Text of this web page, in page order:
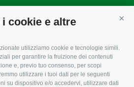
cookie e altre
utilizziamo cookie e tecnologie simili.
per garantire la fruizione dei contenuti
e, previo tuo consenso, per scopi
utilizzare i tuoi dati per le seguenti
su dispositivo e/o accedervi, utilizzare dati
CONFAGRICOLTURA
INFORMA
Tecnico